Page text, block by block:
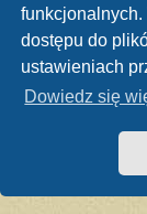
dostępu do
ustawieniach
Dowiedz się
Portal